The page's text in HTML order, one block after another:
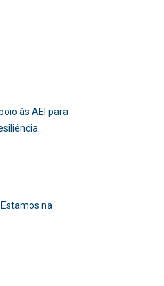
às AEI para
na